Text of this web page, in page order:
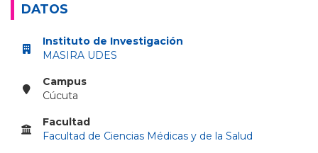
DATOS
Instituto de Investigación
MASIRA UDES
Campus
Cúcuta
Facultad
Facultad de Ciencias Médicas y de la Salud